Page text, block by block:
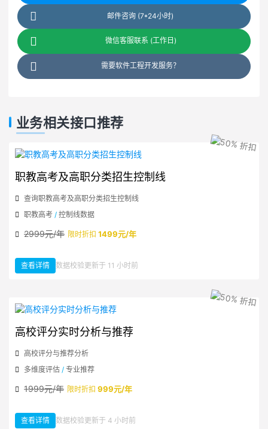
邮件咨询 (7*24小时)
微信客服联系 (工作日)
需要软件工程开发服务？
业务相关接口推荐
职教高考及高职分类招生控制线
查询职教高考及高职分类招生控制线
职教高考 / 控制线数据
2999元/年 限时折扣 1499元/年
查看详情：职教高考及高职分类招生控制线
数据校验更新于 11 小时前
高校评分实时分析与推荐
高校评分与推荐分析
多维度评估 / 专业推荐
1999元/年 限时折扣 999元/年
查看详情：高校评分实时分析与推荐
数据校验更新于 4 小时前